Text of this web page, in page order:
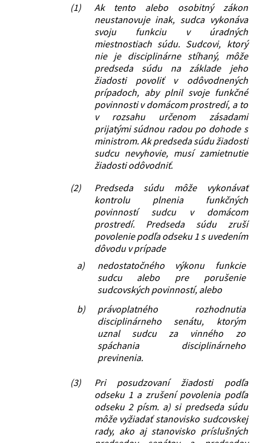
(1)
Ak tento alebo osobitný zákon
neustanovuje inak, sudca vykonáva
svoju funkciu v úradných
miestnostiach súdu. Sudcovi, ktorý
nie je disciplinárne stíhaný, môže
predseda súdu na základe jeho
žiadosti povoliť v odôvodnených
prípadoch, aby plnil svoje funkčné
povinnosti v domácom prostredí, a to
v rozsahu určenom zásadami
prijatými súdnou radou po dohode s
ministrom. Ak predseda súdu žiadosti
sudcu nevyhovie, musí zamietnutie
žiadosti odôvodniť.
(2)
Predseda súdu môže vykonávať
kontrolu plnenia funkčných
povinností sudcu v domácom
prostredí. Predseda súdu zruší
povolenie podľa odseku 1 s uvedením
dôvodu v prípade
a)
nedostatočného výkonu funkcie
sudcu alebo pre porušenie
sudcovských povinností, alebo
b)
právoplatného rozhodnutia
disciplinárneho senátu, ktorým
uznal sudcu za vinného zo
spáchania disciplinárneho
previnenia.
(3)
Pri posudzovaní žiadosti podľa
odseku 1 a zrušení povolenia podľa
odseku 2 písm. a) si predseda súdu
môže vyžiadať stanovisko sudcovskej
rady, ako aj stanovisko príslušných